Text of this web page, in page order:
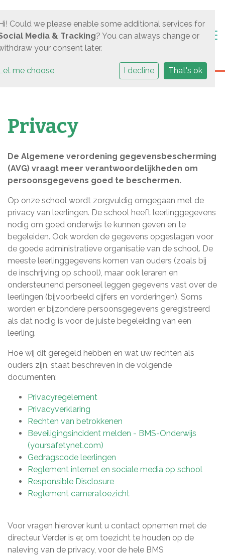
Privacy
De Algemene verordening gegevensbescherming
(AVG) vraagt meer verantwoordelijkheden om
persoonsgegevens goed te beschermen.
Op onze school wordt zorgvuldig omgegaan met de
privacy van leerlingen. De school heeft leerlinggegevens
nodig om goed onderwijs te kunnen geven en te
begeleiden. Ook worden de gegevens opgeslagen voor
de goede administratieve organisatie van de school. De
meeste leerlinggegevens komen van ouders (zoals bij
de inschrijving op school), maar ook leraren en
ondersteunend personeel leggen gegevens vast over de
leerlingen (bijvoorbeeld cijfers en vorderingen). Soms
worden er bijzondere persoonsgegevens geregistreerd
als dat nodig is voor de juiste begeleiding van een
leerling.
Hoe wij dit geregeld hebben en wat uw rechten als
ouders zijn, staat beschreven in de volgende
documenten:
Privacyregelement
Privacyverklaring
Rechten van betrokkenen
Beveiligingsincident melden - BMS-Onderwijs
(yoursafetynet.com)
Gedragscode leerlingen
Reglement internet en sociale media op school
Responsible Disclosure
Reglement cameratoezicht
Voor vragen hierover kunt u contact opnemen met de
directeur. Verder is er, om toezicht te houden op de
naleving van de privacy, voor de hele BMS
Could we please enable some additional services for
Media & Tracking? You can always change or
your consent later.
me choose I decline That's ok